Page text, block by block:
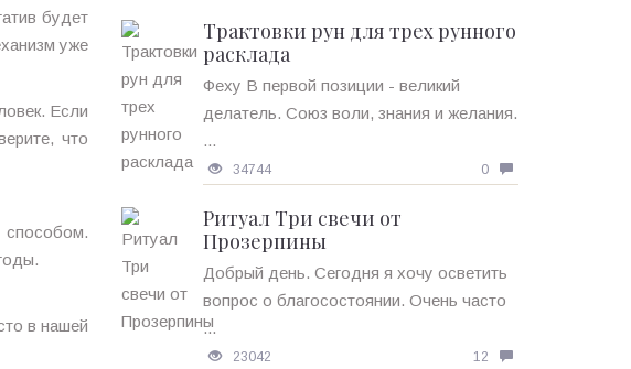
будет
уже
Если
что
способом.
в нашей
Трактовки рун для трех рунного
расклада
Феху В первой позиции - великий
делатель. Союз воли, знания и желания.
...
34744 0
Ритуал Три свечи от
Прозерпины
Добрый день. Сегодня я хочу осветить
вопрос о благосостоянии. Очень часто
...
23042 12